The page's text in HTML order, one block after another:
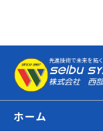
先進技術で未来を拓く
ホーム